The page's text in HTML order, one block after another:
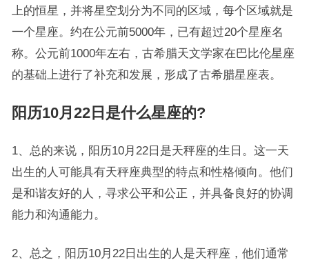
上的恒星，并将星空划分为不同的区域，每个区域就是
一个星座。约在公元前5000年，已有超过20个星座名
称。公元前1000年左右，古希腊天文学家在巴比伦星座
的基础上进行了补充和发展，形成了古希腊星座表。
阳历10月22日是什么星座的?
1、总的来说，阳历10月22日是天秤座的生日。这一天
出生的人可能具有天秤座典型的特点和性格倾向。他们
是和谐友好的人，寻求公平和公正，并具备良好的协调
能力和沟通能力。
2、总之，阳历10月22日出生的人是天秤座，他们通常